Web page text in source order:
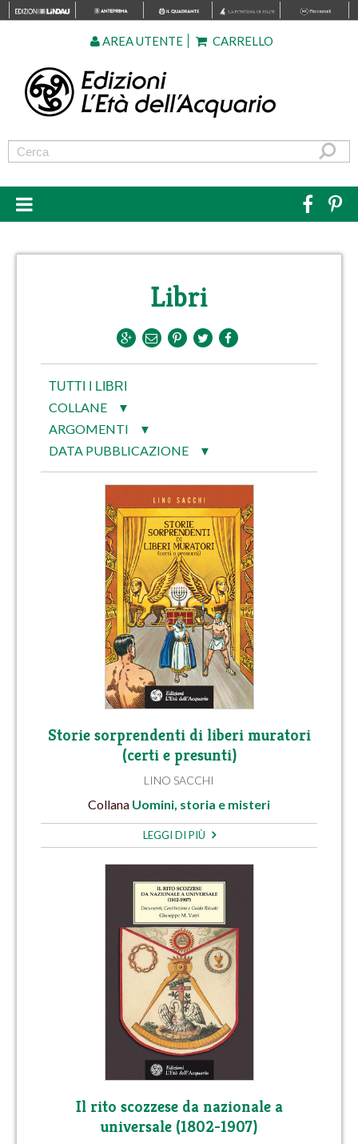
AREA UTENTE CARRELLO
Libri
TUTTI I LIBRI
COLLANE ▼
ARGOMENTI ▼
DATA PUBBLICAZIONE ▼
Storie sorprendenti di liberi muratori
(certi e presunti)
LINO SACCHI
Collana Uomini, storia e misteri
LEGGI DI PIÙ
Il rito scozzese da nazionale a
universale (1802-1907)